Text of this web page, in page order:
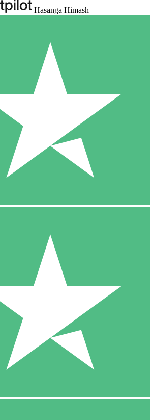
Hasanga Himash